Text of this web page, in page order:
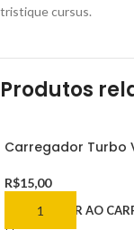
tristique cursus.
Produtos
Carregador Turbo
R$15,00
ADICIONAR AO